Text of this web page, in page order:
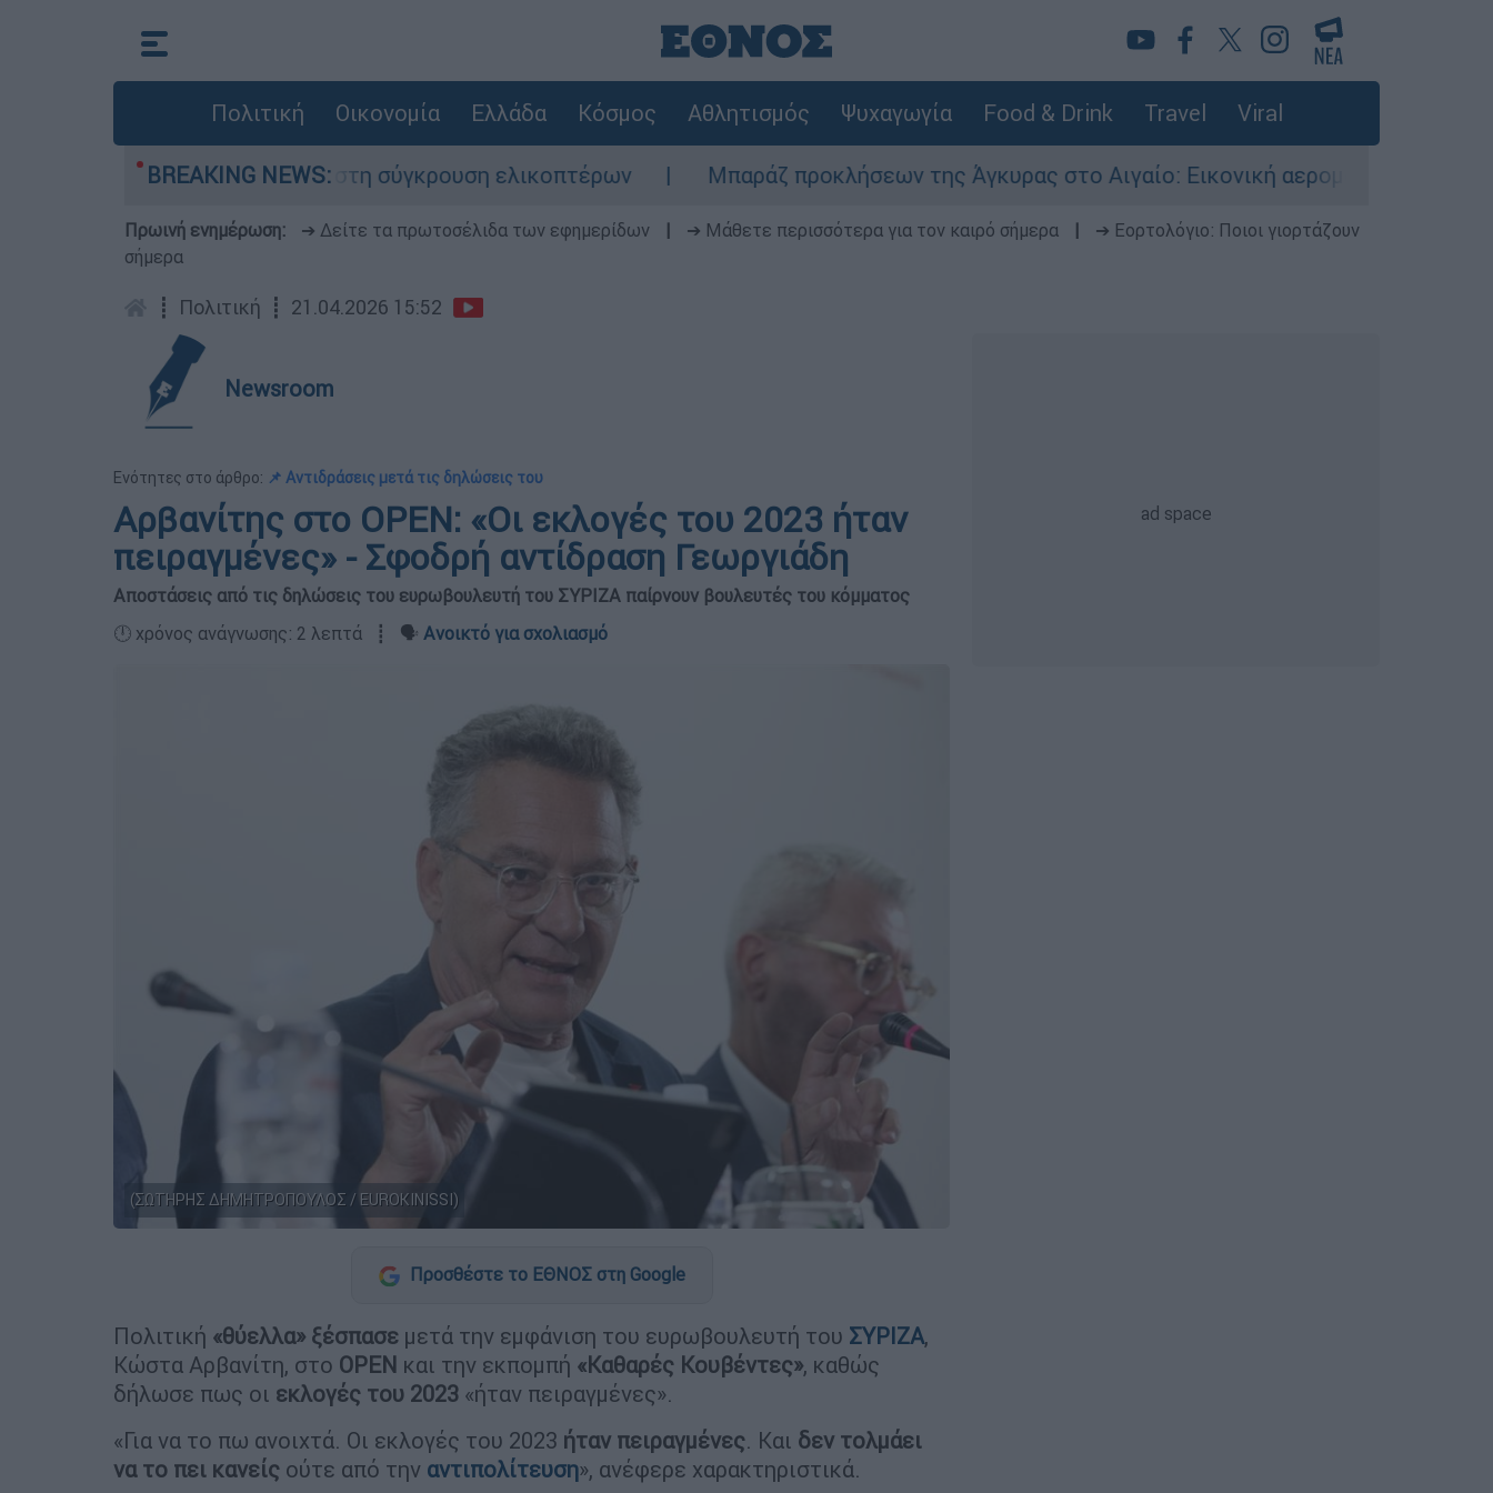
Πολιτική Οικονομία Ελλάδα Κόσμος Αθλητισμός Ψυχαγωγία Food & Drink Travel Viral
BREAKING NEWS:
τη ζωή του στη σύγκρουση ελικοπτέρων Μπαράζ προκλήσεων της Άγκυρας στο Αιγαίο: Εικονική αερομαχία ανάμεσα σε ελληνικά
Πρωινή ενημέρωση: ➔ Δείτε τα πρωτοσέλιδα των εφημερίδων ➔ Μάθετε περισσότερα για τον καιρό σήμερα
➔ Εορτολόγιο: Ποιοι γιορτάζουν
σήμερα
┋ Πολιτική ┋ 21.04.2026 15:52
Newsroom
Ενότητες στο άρθρο: 📌 Αντιδράσεις μετά τις δηλώσεις του
Αρβανίτης στο OPEN: «Οι εκλογές του 2023 ήταν
πειραγμένες» - Σφοδρή αντίδραση Γεωργιάδη
Αποστάσεις από τις δηλώσεις του ευρωβουλευτή του ΣΥΡΙΖΑ παίρνουν βουλευτές του κόμματος
🕛 χρόνος ανάγνωσης: 2 λεπτά ┋ 🗣️ Ανοικτό για σχολιασμό
(ΣΩΤΗΡΗΣ ΔΗΜΗΤΡΟΠΟΥΛΟΣ / EUROKINISSI)
Προσθέστε το ΕΘΝΟΣ στη Google
Πολιτική «θύελλα» ξέσπασε μετά την εμφάνιση του ευρωβουλευτή του ΣΥΡΙΖΑ,
Κώστα Αρβανίτη, στο OPEN και την εκπομπή «Καθαρές Κουβέντες», καθώς
δήλωσε πως οι εκλογές του 2023 «ήταν πειραγμένες».
«Για να το πω ανοιχτά. Οι εκλογές του 2023 ήταν πειραγμένες. Και δεν τολμάει
να το πει κανείς ούτε από την αντιπολίτευση», ανέφερε χαρακτηριστικά.